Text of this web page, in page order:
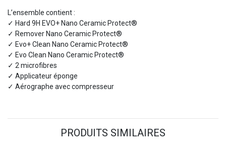
L’ensemble contient :
✓ Hard 9H EVO+ Nano Ceramic Protect®
✓ Remover Nano Ceramic Protect®
✓ Evo+ Clean Nano Ceramic Protect®
✓ Evo Clean Nano Ceramic Protect®
✓ 2 microfibres
✓ Applicateur éponge
✓ Aérographe avec compresseur
PRODUITS SIMILAIRES